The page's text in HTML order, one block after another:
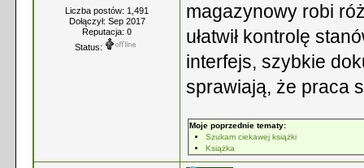
Liczba postów: 1,491
Dołączył: Sep 2017
Reputacja: 0
Status:
magazynowy robi
ułatwił kontrolę
interfejs, szybkie
sprawiają, że praca
Moje poprzednie tematy:
Szukam ciekawej książki
Książka